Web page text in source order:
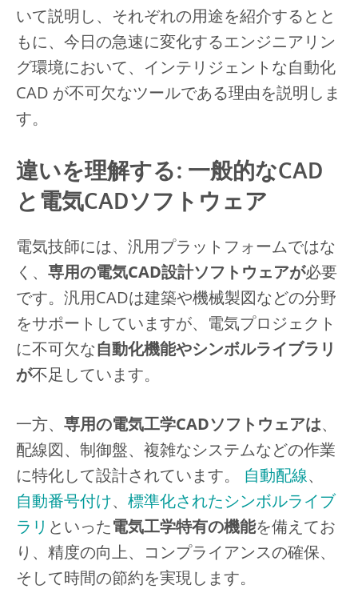
いて説明し、それぞれの用途を紹介するとと
もに、今日の急速に変化するエンジニアリン
グ環境において、インテリジェントな自動化
CAD が不可欠なツールである理由を説明しま
す。
違いを理解する: 一般的なCAD
と電気CADソフトウェア
電気技師には、汎用プラットフォームではな
く、 専用の電気CAD設計ソフトウェアが必要
です。汎用CADは建築や機械製図などの分野
をサポートしていますが、電気プロジェクト
に不可欠な自動化機能やシンボルライブラリ
が不足しています。
一方、 専用の電気工学CADソフトウェアは、
配線図、制御盤、複雑なシステムなどの作業
に特化して設計されています。 自動配線、
自動番号付け、 標準化されたシンボルライブ
ラリ といった電気工学特有の機能を備えてお
り、精度の向上、コンプライアンスの確保、
そして時間の節約を実現します。